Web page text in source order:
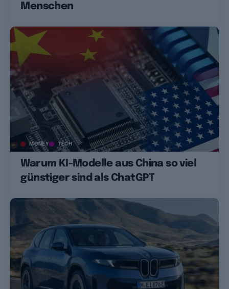
Menschen
MONEY TECH
Warum KI-Modelle aus China so viel
günstiger sind als ChatGPT